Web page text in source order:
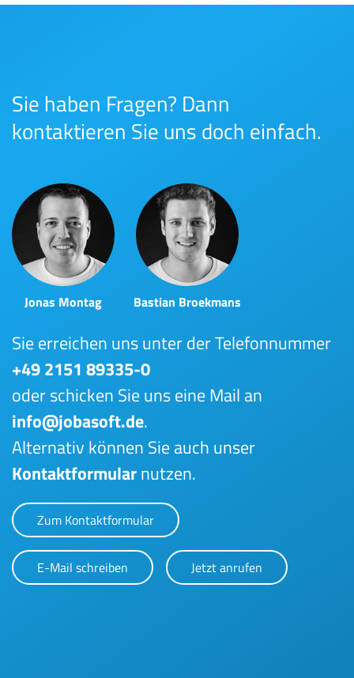
Sie haben Fragen? Dann
kontaktieren Sie uns doch einfach.
Jonas Montag Bastian Broekmans
Sie erreichen uns unter der Telefonnummer
+49 2151 89335-0
oder schicken Sie uns eine Mail an
info@jobasoft.de.
Alternativ können Sie auch unser
Kontaktformularnutzen.
Zum Kontaktformular
E-Mail schreiben Jetzt anrufen